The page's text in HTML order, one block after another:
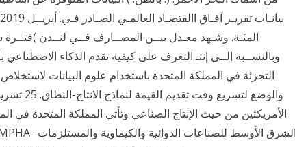
وبالنســبة إلــى إنتـ التعرف على كيفية تقدم الذكاء الاصطناعي
التجزئة في المملكة المتحدة باستخدام علوم البيانات